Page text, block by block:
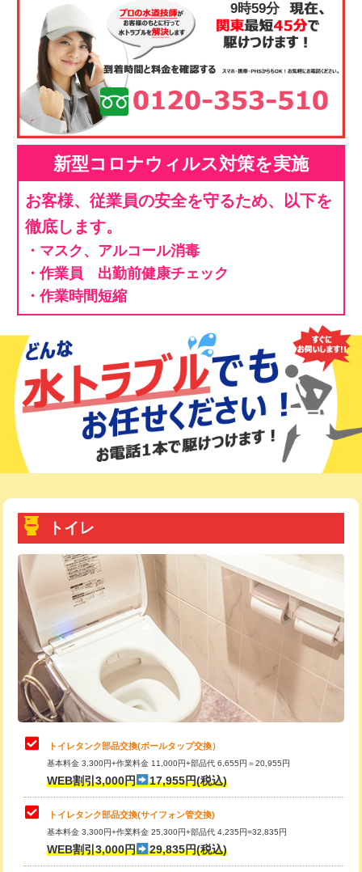
9時59分
新型コロナウィルス対策を実施
お客様、従業員の安全を守るため、以下を
徹底します。
・マスク、アルコール消毒
・作業員 出勤前健康チェック
・作業時間短縮
トイレ
トイレタンク部品交換(ボールタップ交換）
基本料金 3,300円+作業料金 11,000円+部品代 6,655円＝20,955円
WEB割引3,000円 17,955円(税込)
トイレタンク部品交換(サイフォン管交換)
基本料金 3,300円+作業料金 25,300円+部品代 4,235円=32,835円
WEB割引3,000円 29,835円(税込)